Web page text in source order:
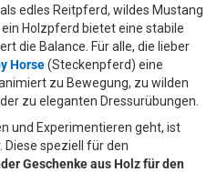
edles Reitpferd, wildes Mustang
Holzpferd bietet eine stabile
die Balance. Für alle, die lieber
Horse(Steckenpferd) eine
zu Bewegung, zu wilden
zu eleganten Dressurübungen.
und Experimentieren geht, ist
Diese speziell für den
Geschenke aus Holz für den